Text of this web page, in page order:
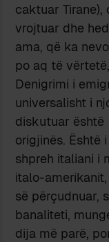
caktuar
vrojtuar dhe
ama, që ka
po aq të
Denigrimi i
universalisht i
diskutuar
origjinës. Është
shpreh italiani i
italo-
së përçudnuar,
banaliteti,
dija më parë,